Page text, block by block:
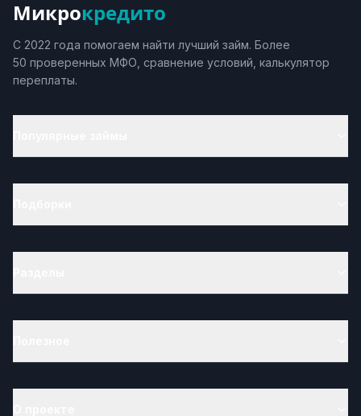
Микрокредито
С 2022 года помогаем найти лучший займ. Более
50 проверенных МФО, сравнение условий, калькулятор
переплаты.